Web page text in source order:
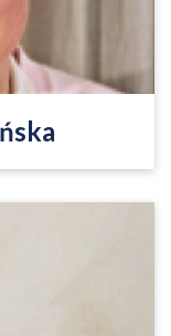
Od 1990 r.